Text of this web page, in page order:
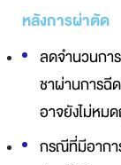
หลังการผ่าตัด
ลดจำนวนกา
ชาผ่านการฉี
อาจยังไม่หม
กรณีที่มีอากา